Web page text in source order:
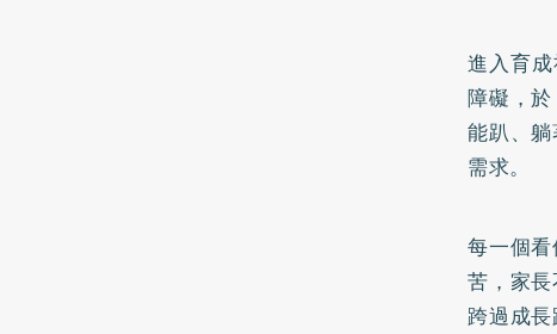
進入育
障礙，
能趴、
需求。
每一個
苦，家
跨過成